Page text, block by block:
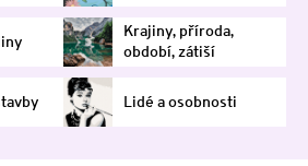
Krajiny, příroda,
období, zátiší
Lidé a osobnosti